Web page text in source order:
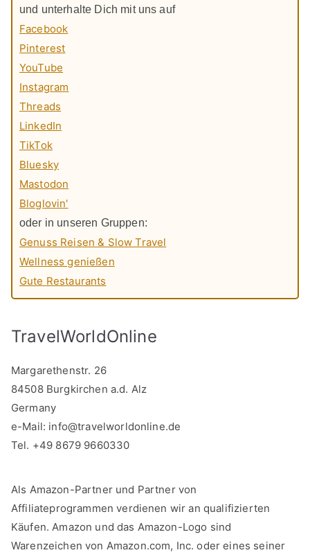
und unterhalte Dich mit uns auf
Facebook
Pinterest
YouTube
Instagram
Threads
LinkedIn
TikTok
Bluesky
Mastodon
Bloglovin'
oder in unseren Gruppen:
Genuss Reisen & Slow Travel
Wellness genießen
Gute Restaurants
TravelWorldOnline
Margarethenstr. 26
84508 Burgkirchen a.d. Alz
Germany
e-Mail: info@travelworldonline.de
Tel. +49 8679 9660330
Als Amazon-Partner und Partner von
Affiliateprogrammen verdienen wir an qualifizierten
Käufen. Amazon und das Amazon-Logo sind
Warenzeichen von Amazon.com, Inc. oder eines seiner